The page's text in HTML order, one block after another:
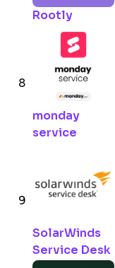
Rootly
8
monday
service
9
SolarWinds
Service Desk